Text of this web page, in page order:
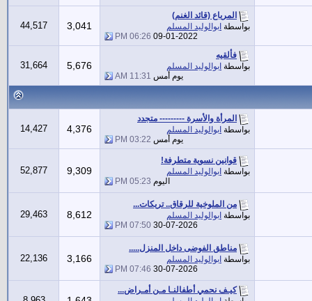
المرياع (قائد الغنم)
بواسطة ابوالوليد المسلم
09-01-2022
06:26 PM
3,041
44,517
فألقيه
بواسطة ابوالوليد المسلم
يوم أمس 11:31 AM
5,676
31,664
المرأة والأسرة --------- متجدد
بواسطة ابوالوليد المسلم
يوم أمس 03:22 PM
4,376
14,427
قوانين نسوية متطرفة!
بواسطة ابوالوليد المسلم
اليوم 05:23 PM
9,309
52,877
من الملوخية للرقاق.. تريكات...
بواسطة ابوالوليد المسلم
30-07-2026
07:50 PM
8,612
29,463
مناطق الفوضى داخل المنزل.....
بواسطة ابوالوليد المسلم
30-07-2026
07:46 PM
3,166
22,136
كيـف نحمي أطفالنـا مـن أمـراض...